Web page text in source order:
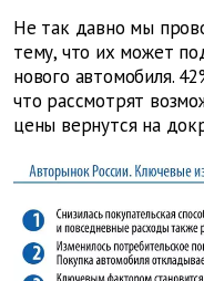
Не так давно мы
тему, что их может
нового автомобиля.
что рассмотрят
цены вернутся на